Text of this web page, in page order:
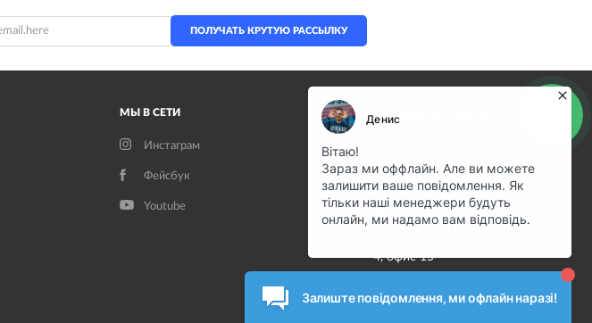
ПОЛУЧАТЬ КРУТУЮ РАССЫЛКУ
МЫ В СЕТИ
Инстаграм
Фейсбук
Youtube
НАШ АДРЕС
4, офис 15
(068) 80-500-80
info@motostuff.com.ua